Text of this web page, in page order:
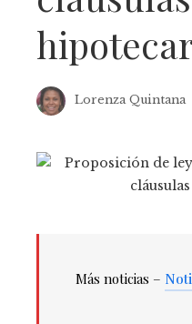
Lorenza Quintana
Más noticias –